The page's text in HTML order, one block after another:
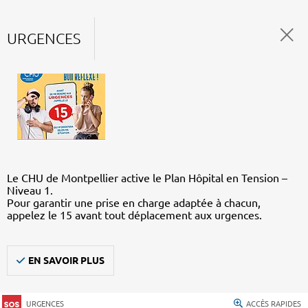
URGENCES
Le CHU de Montpellier active le Plan Hôpital en Tension –
Niveau 1.
Pour garantir une prise en charge adaptée à chacun,
appelez le 15 avant tout déplacement aux urgences.
EN SAVOIR PLUS
URGENCES ACCÈS RAPIDES